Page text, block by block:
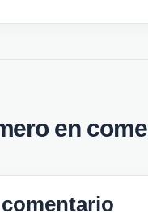
en